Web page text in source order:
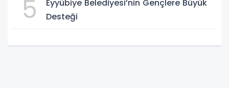
5
Eyyübiye Belediyesi’nin Gençlere Büyük
Desteği